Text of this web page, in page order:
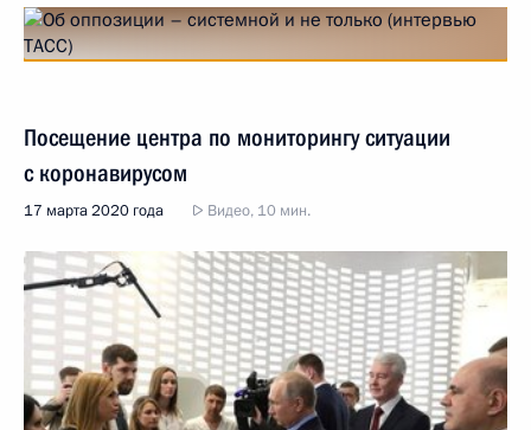
Посещение центра по мониторингу ситуации
с коронавирусом
17 марта 2020 года Видео, 10 мин.